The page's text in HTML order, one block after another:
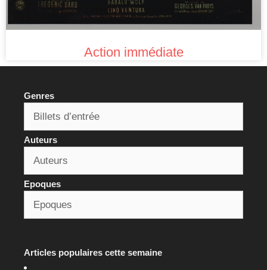
Action immédiate
Genres
Auteurs
Epoques
Articles populaires cette semaine